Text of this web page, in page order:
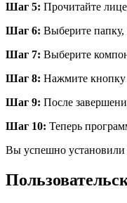
Шаг 5: Прочитайте
Шаг 6: Выберите папку,
Шаг 7: Выберите
Шаг 8: Нажмите кнопку
Шаг 9: После
Шаг 10: Теперь
Вы успешно установили